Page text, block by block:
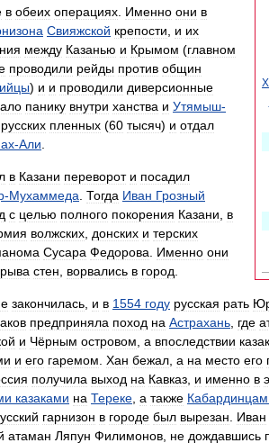
в обеих операциях Именно они в
Свияжской крепости и их
между Казанью и Крымом (главном
проводили рейды против общин
) и и проводили диверсионные
панику внутри ханства и Утямыш-
русских пленных (60 тысяч) и отдал
-Али
в Казани переворот и посадил
-Мухаммеда Тогда Иван Грозный
с целью полного покорения Казани
в
волжских донских и терских
Сусара Федорова Именно они
стен ворвались в город
закончилась и в 1554 году русская рать
предприняла поход на Астрахань где
и Чёрным островом а впоследствии
и его гаремом Хан бежал а на место его
получила выход на Кавказ и именно в
казаками на Тереке а также
гарнизон в городе был вырезан Иван
атаман Ляпун Филимонов не дождавшись